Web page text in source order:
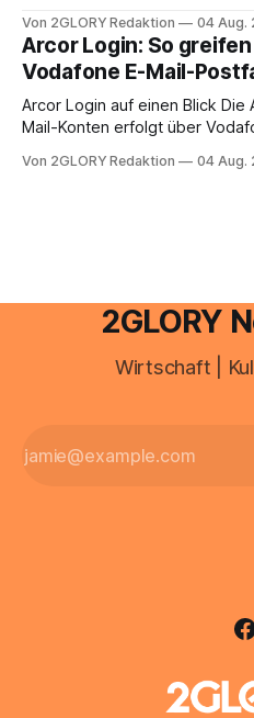
abwesenheiten und die
Ihr personal digital zu
erfahren Sie alles, was Sie für
brauchen, von der
Von 2GLORY Redaktion 04 Aug.
Arcor Login: So
Vodafone E-Mail-
Arcor Login auf einen Blick Die Anmeldung für alte Arcor-E-
Mail-Konten erfolgt über
besitzt, loggt sich heute über
Von 2GLORY Redaktion 04 Aug.
2GLORY
Wirtschaft |